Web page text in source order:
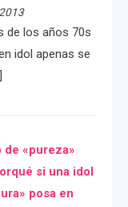
de los años 70s
idol apenas se
de «pureza»
si una idol
posa en